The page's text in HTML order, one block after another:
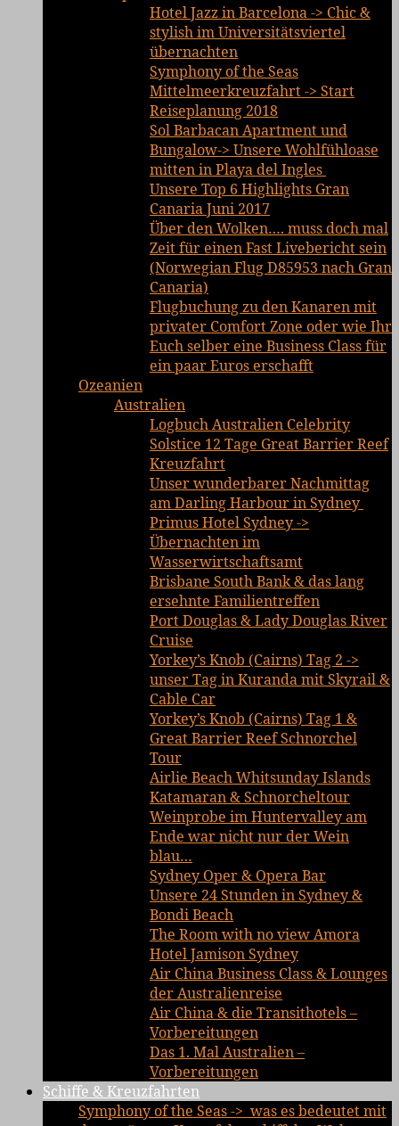
Hotel Jazz in Barcelona -> Chic &
stylish im Universitätsviertel
übernachten
Symphony of the Seas
Mittelmeerkreuzfahrt -> Start
Reiseplanung 2018
Sol Barbacan Apartment und
Bungalow-> Unsere Wohlfühloase
mitten in Playa del Ingles
Unsere Top 6 Highlights Gran
Canaria Juni 2017
Über den Wolken…. muss doch mal
Zeit für einen Fast Livebericht sein
(Norwegian Flug D85953 nach Gran
Canaria)
Flugbuchung zu den Kanaren mit
privater Comfort Zone oder wie Ihr
Euch selber eine Business Class für
ein paar Euros erschafft
Ozeanien
Australien
Logbuch Australien Celebrity
Solstice 12 Tage Great Barrier Reef
Kreuzfahrt
Unser wunderbarer Nachmittag
am Darling Harbour in Sydney
Primus Hotel Sydney ->
Übernachten im
Wasserwirtschaftsamt
Brisbane South Bank & das lang
ersehnte Familientreffen
Port Douglas & Lady Douglas River
Cruise
Yorkey’s Knob (Cairns) Tag 2 ->
unser Tag in Kuranda mit Skyrail &
Cable Car
Yorkey’s Knob (Cairns) Tag 1 &
Great Barrier Reef Schnorchel
Tour
Airlie Beach Whitsunday Islands
Katamaran & Schnorcheltour
Weinprobe im Huntervalley am
Ende war nicht nur der Wein
blau…
Sydney Oper & Opera Bar
Unsere 24 Stunden in Sydney &
Bondi Beach
The Room with no view Amora
Hotel Jamison Sydney
Air China Business Class & Lounges
der Australienreise
Air China & die Transithotels –
Vorbereitungen
Das 1. Mal Australien –
Vorbereitungen
Schiffe & Kreuzfahrten
Symphony of the Seas -> was es bedeutet mit